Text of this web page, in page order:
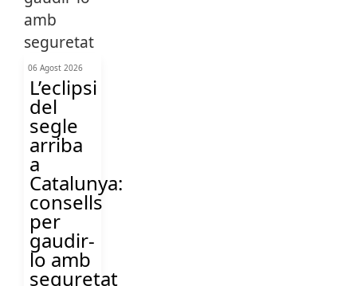
06 Agost 2026
L’eclipsi
del
segle
arriba
a
Catalunya:
consells
per
gaudir-
lo amb
seguretat